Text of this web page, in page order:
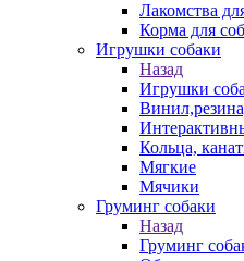
Лакомства
Корма для
Игрушки собаки
Назад
Игрушки
Кольца,
Мягкие
Мячики
Груминг собаки
Назад
Груминг